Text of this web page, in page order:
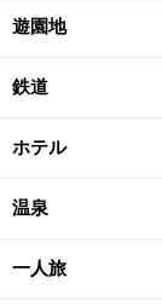
遊園地
鉄道
ホテル
温泉
一人旅